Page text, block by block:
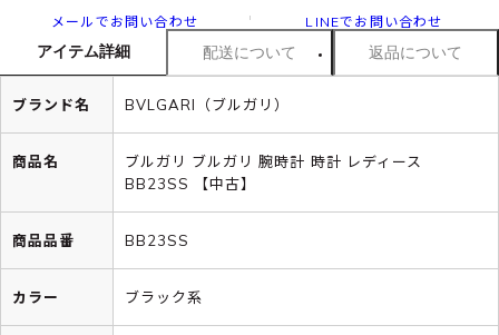
メールでお問い合わせ LINEでお問い合わせ
アイテム詳細 配送について 返品について
ブランド名 BVLGARI（ブルガリ）
商品名
ブルガリ ブルガリ 腕時計 時計 レディース
BB23SS 【中古】
商品品番 BB23SS
カラー ブラック系